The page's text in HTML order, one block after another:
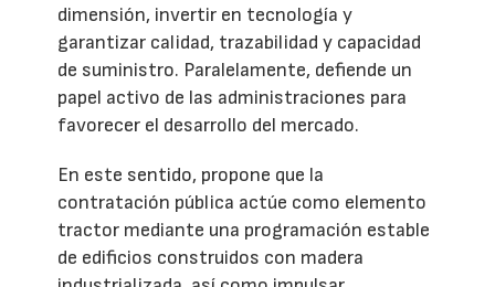
dimensión, invertir en tecnología y
garantizar calidad, trazabilidad y capacidad
de suministro. Paralelamente, defiende un
papel activo de las administraciones para
favorecer el desarrollo del mercado.
En este sentido, propone que la
contratación pública actúe como elemento
tractor mediante una programación estable
de edificios construidos con madera